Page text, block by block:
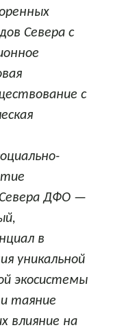
Севера с
с
Севера ДФО —
в
уникальной
экосистемы
таяние
влияние на